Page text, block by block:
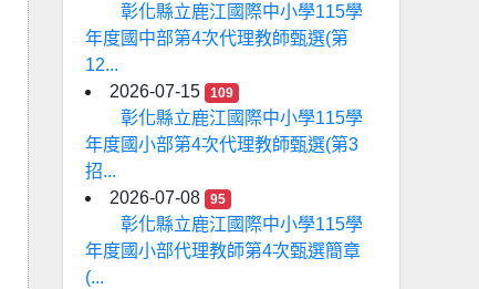
彰化縣立鹿江國際中小學115學
年度國中部第4次代理教師甄選(第
12...
2026-07-15
109
彰化縣立鹿江國際中小學115學
年度國小部第4次代理教師甄選(第3
招...
2026-07-08
95
彰化縣立鹿江國際中小學115學
年度國小部代理教師第4次甄選簡章
(...